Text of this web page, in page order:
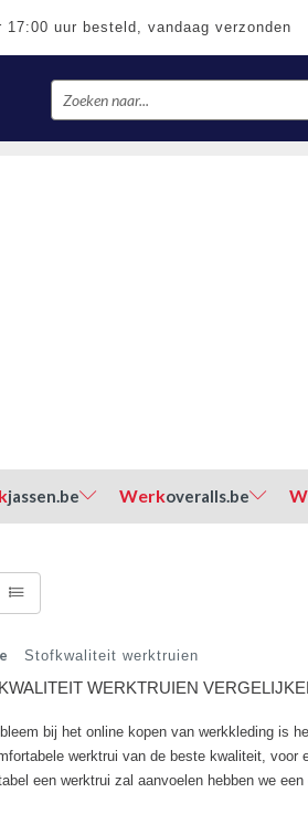
17:00 uur besteld, vandaag verzonden
jassen.be Werkoveralls.be
Stofkwaliteit werktruien
WERKTRUIEN
bij het online kopen van werkkleding is
werktrui van de beste kwaliteit,
een werktrui zal aanvoelen hebben we